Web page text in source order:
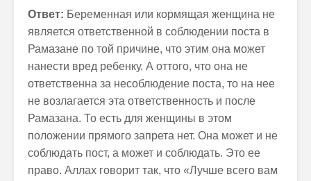
Ответ: Беременная или кормящая женщина не
является ответственной в соблюдении поста в
Рамазане по той причине, что этим она может
нанести вред ребенку. А оттого, что она не
ответственна за несоблюдение поста, то на нее
не возлагается эта ответственность и после
Рамазана. То есть для женщины в этом
положении прямого запрета нет. Она может и не
соблюдать пост, а может и соблюдать. Это ее
право. Аллах говорит так, что «Лучше всего вам